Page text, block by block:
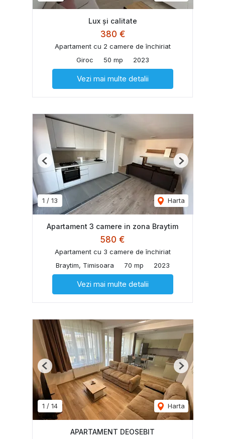
Lux și calitate
380 €
Apartament cu 2 camere de închiriat
Giroc
50 mp 2023
Vezi mai multe detalii
1 / 13 Harta
Previous Next
Apartament 3 camere in zona Braytim
580 €
Apartament cu 3 camere de închiriat
Braytim, Timisoara
70 mp 2023
Vezi mai multe detalii
1 / 14 Harta
Previous Next
APARTAMENT DEOSEBIT